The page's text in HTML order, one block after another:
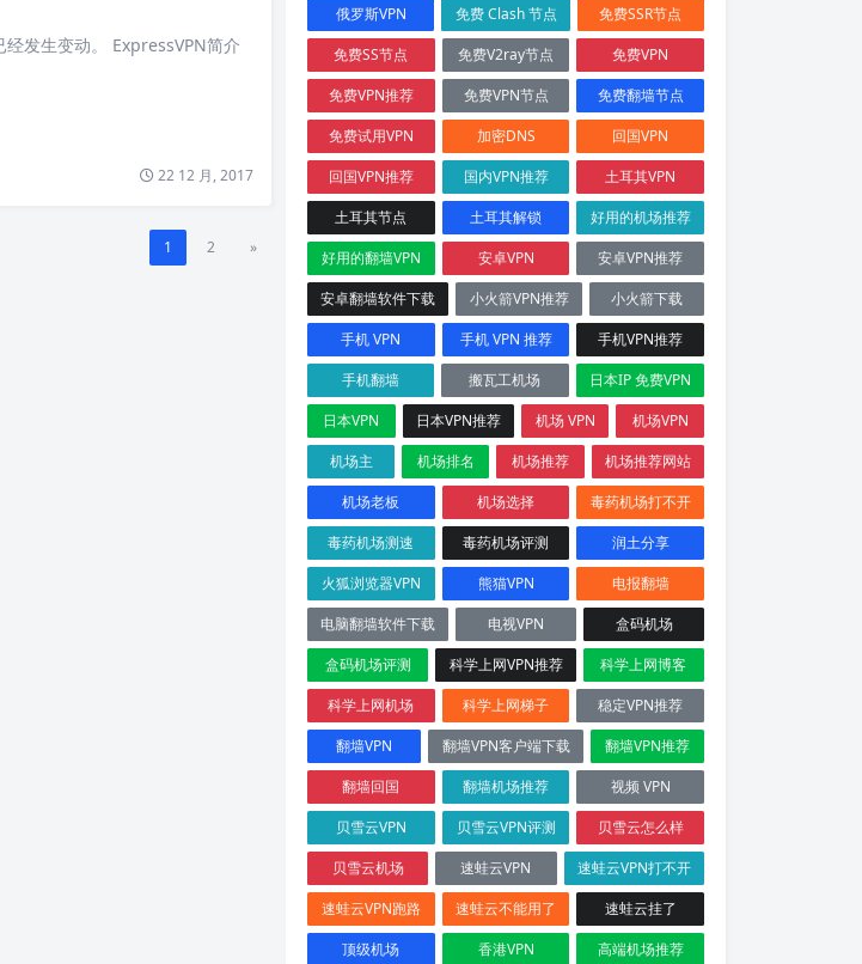
发生变动。 ExpressVPN简介
22 12 月, 2017
1 2 »
俄罗斯VPN
免费 Clash 节点
免费SSR节点
免费SS节点
免费V2ray节点
免费VPN
免费VPN推荐
免费VPN节点
免费翻墙节点
免费试用VPN
加密DNS
回国VPN
回国VPN推荐
国内VPN推荐
土耳其VPN
土耳其节点
土耳其解锁
好用的机场推荐
好用的翻墙VPN
安卓VPN
安卓VPN推荐
安卓翻墙软件下载
小火箭VPN推荐
小火箭下载
手机 VPN
手机 VPN 推荐
手机VPN推荐
手机翻墙
搬瓦工机场
日本IP 免费VPN
日本VPN
日本VPN推荐 机场 VPN
机场VPN
机场主
机场排名 机场推荐
机场推荐网站
机场老板
机场选择
毒药机场打不开
毒药机场测速
毒药机场评测
润土分享
火狐浏览器VPN
熊猫VPN
电报翻墙
电脑翻墙软件下载
电视VPN
盒码机场
盒码机场评测
科学上网VPN推荐
科学上网博客
科学上网机场
科学上网梯子
稳定VPN推荐
翻墙VPN
翻墙VPN客户端下载
翻墙VPN推荐
翻墙回国
翻墙机场推荐
视频 VPN
贝雪云VPN
贝雪云VPN评测
贝雪云怎么样
贝雪云机场
速蛙云VPN
速蛙云VPN打不开
速蛙云VPN跑路
速蛙云不能用了
速蛙云挂了
顶级机场
香港VPN 高端机场推荐